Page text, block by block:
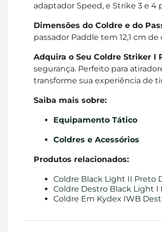
adaptador Speed, e Strike 3 e 4
Dimensões do Coldre e do
passador Paddle tem 12,1 cm
Adquira o Seu Coldre Striker I
segurança. Perfeito para
transforme sua experiência de
Saiba mais sobre:
Equipamento Tático
Coldres e Acessórios
Produtos relacionados:
Coldre Black Light II Preto
Coldre Destro Black Light I
Coldre Em Kydex IWB